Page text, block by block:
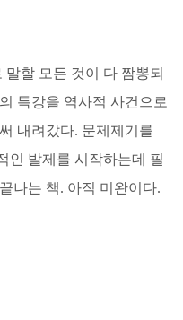
할 모든 것이 다 짬뽕되
특강을 역사적 사건으로
내려갔다. 문제제기를
인 발제를 시작하는데 필
나는 책. 아직 미완이다.